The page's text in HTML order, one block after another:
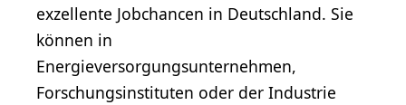
exzellente Jobchancen in Deutschland. Sie
können in
Energieversorgungsunternehmen,
Forschungsinstituten oder der Industrie